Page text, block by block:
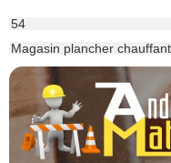
54
Magasin plancher